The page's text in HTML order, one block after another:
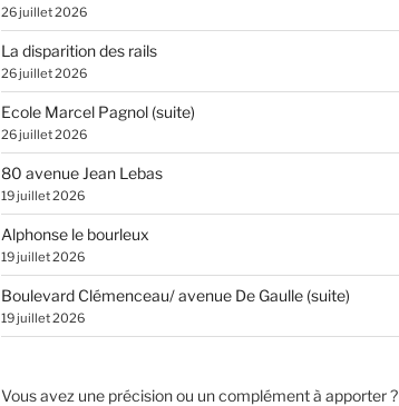
26 juillet 2026
La disparition des rails
26 juillet 2026
Ecole Marcel Pagnol (suite)
26 juillet 2026
80 avenue Jean Lebas
19 juillet 2026
Alphonse le bourleux
19 juillet 2026
Boulevard Clémenceau/ avenue De Gaulle (suite)
19 juillet 2026
Vous avez une précision ou un complément à apporter ?